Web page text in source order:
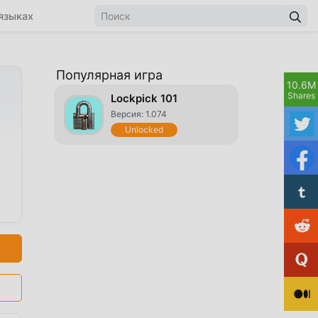
Популярная игра
Lockpick 101
Версия: 1.074
Unlocked
10.6M
Shares